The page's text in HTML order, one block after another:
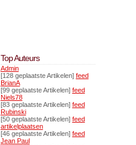
Top Auteurs
Admin
[128 geplaatste Artikelen] feed
BrianA
[99 geplaatste Artikelen] feed
Niels78
[83 geplaatste Artikelen] feed
Rubinski
[50 geplaatste Artikelen] feed
artikelplaatsen
[46 geplaatste Artikelen] feed
Jean Paul